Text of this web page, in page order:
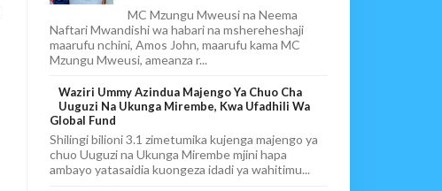
MC Mzungu Mweusi na Neema
Naftari Mwandishi wa habari na mshereheshaji
maarufu nchini, Amos John, maarufu kama MC
Mzungu Mweusi, ameanza r...
Waziri Ummy Azindua Majengo Ya Chuo Cha
Uuguzi Na Ukunga Mirembe, Kwa Ufadhili Wa
Global Fund
Shilingi bilioni 3.1 zimetumika kujenga majengo ya
chuo Uuguzi na Ukunga Mirembe mjini hapa
ambayo yatasaidia kuongeza idadi ya wahitimu...